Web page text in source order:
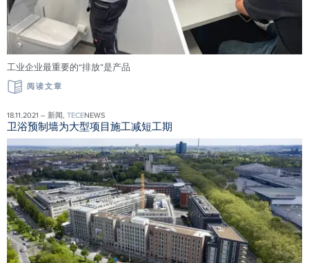
工业企业最重要的“排放”是产品
阅读文章
18.11.2021 – 新闻, TECENEWS
卫浴预制墙为大型项目施工减短工期